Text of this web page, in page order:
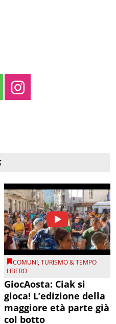
COMUNI,TURISMO & TEMPO
LIBERO
GiocAosta: Ciak si
gioca! L’edizione della
maggiore età parte già
col botto